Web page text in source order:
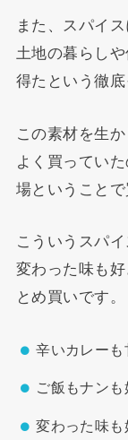
また、スパイ
土地の暮らし
得たという徹底
この素材を生
よく買ってい
場ということで
こういうスパ
変わった味も
とめ買いです。
辛いカレーも
ご飯もナンも
変わった味も